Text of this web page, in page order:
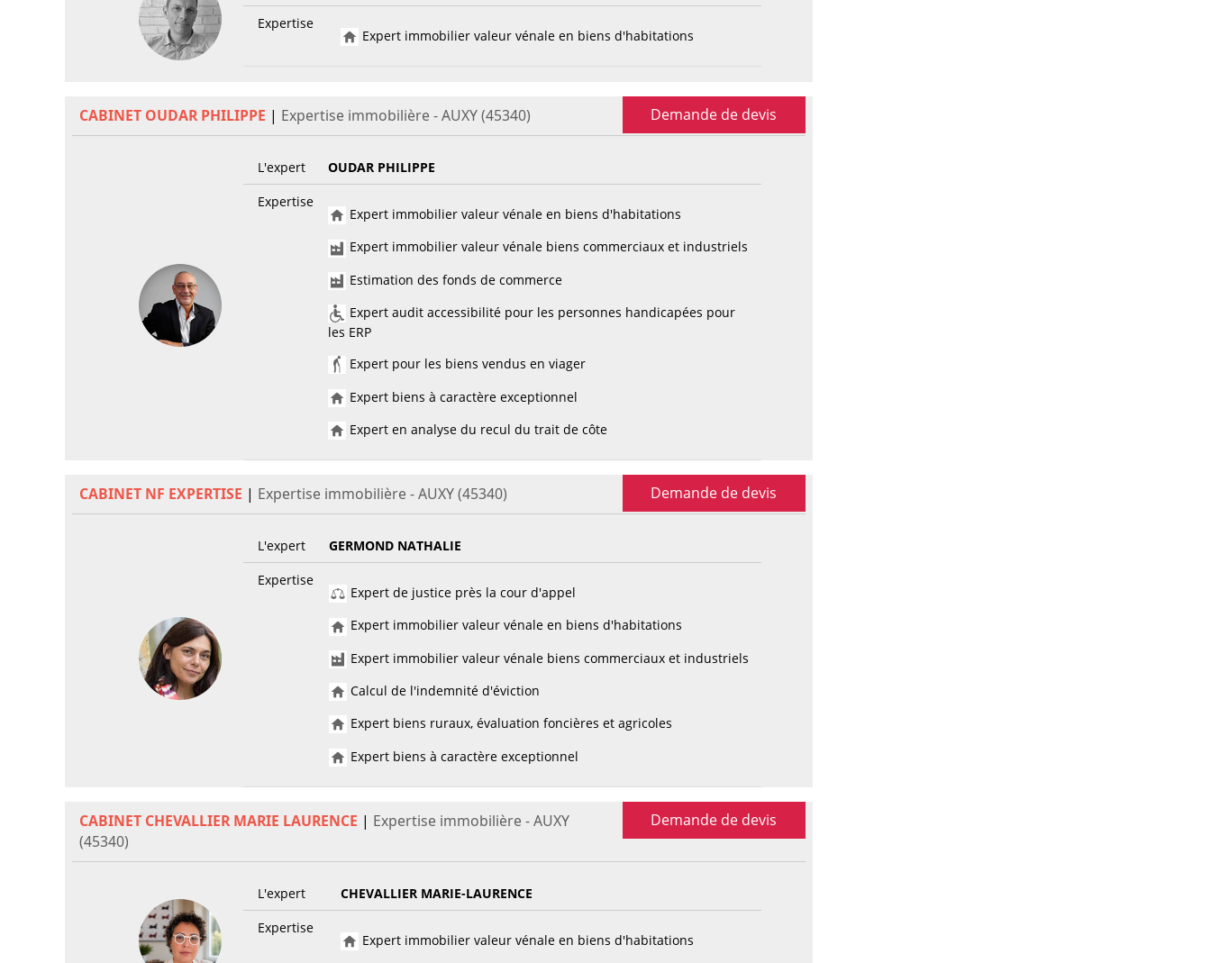
Expertise
Expert immobilier valeur vénale en biens d'habitations
CABINET OUDAR PHILIPPE | Expertise immobilière - AUXY (45340) Demande de devis
L'expert
OUDAR PHILIPPE
Expertise
Expert immobilier valeur vénale en biens d'habitations
Expert immobilier valeur vénale biens commerciaux et industriels
Estimation des fonds de commerce
Expert audit accessibilité pour les personnes handicapées pour
les ERP
Expert pour les biens vendus en viager
Expert biens à caractère exceptionnel
Expert en analyse du recul du trait de côte
CABINET NF EXPERTISE | Expertise immobilière - AUXY (45340) Demande de devis
L'expert
GERMOND NATHALIE
Expertise
Expert de justice près la cour d'appel
Expert immobilier valeur vénale en biens d'habitations
Expert immobilier valeur vénale biens commerciaux et industriels
Calcul de l'indemnité d'éviction
Expert biens ruraux, évaluation foncières et agricoles
Expert biens à caractère exceptionnel
CABINET CHEVALLIER MARIE LAURENCE | Expertise immobilière - AUXY
(45340)
Demande de devis
L'expert
CHEVALLIER MARIE-LAURENCE
Expertise
Expert immobilier valeur vénale en biens d'habitations